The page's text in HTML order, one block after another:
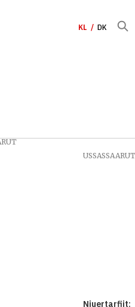
KL DK
USSASSAARUT
Niuertarfiit: